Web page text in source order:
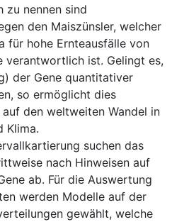
zu nennen sind
den Maiszünsler, welcher
für hohe Ernteausfälle von
verantwortlich ist. Gelingt es,
der Gene quantitativer
so ermöglicht dies
den weltweiten Wandel in
Klima.
suchen das
nach Hinweisen auf
ab. Für die Auswertung
werden Modelle auf der
gewählt, welche